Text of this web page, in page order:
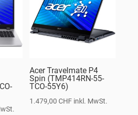
Acer Travelmate P4
Spin (TMP414RN-55-
TCO-55Y6)
1.479,00CHF inkl. MwSt.